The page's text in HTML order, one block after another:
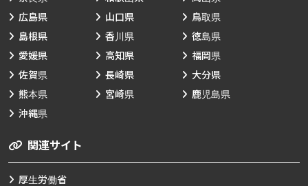
広島県
山口県
鳥取県
島根県
香川県
徳島県
愛媛県
高知県
福岡県
佐賀県
長崎県
大分県
熊本県
宮崎県
鹿児島県
沖縄県
関連サイト
厚生労働省